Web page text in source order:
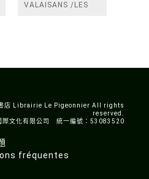
VALAISANS /LES
店 Librairie Le Pigeonnier All rights
reserved.
際文化有限公司 統一編號：53083520
fréquentes